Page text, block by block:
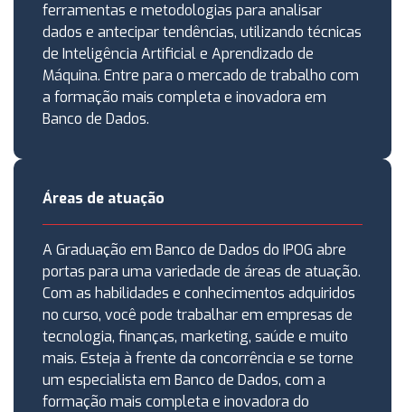
ferramentas e metodologias para analisar
dados e antecipar tendências, utilizando técnicas
de Inteligência Artificial e Aprendizado de
Máquina. Entre para o mercado de trabalho com
a formação mais completa e inovadora em
Banco de Dados.
Áreas de atuação
A Graduação em Banco de Dados do IPOG abre
portas para uma variedade de áreas de atuação.
Com as habilidades e conhecimentos adquiridos
no curso, você pode trabalhar em empresas de
tecnologia, finanças, marketing, saúde e muito
mais. Esteja à frente da concorrência e se torne
um especialista em Banco de Dados, com a
formação mais completa e inovadora do